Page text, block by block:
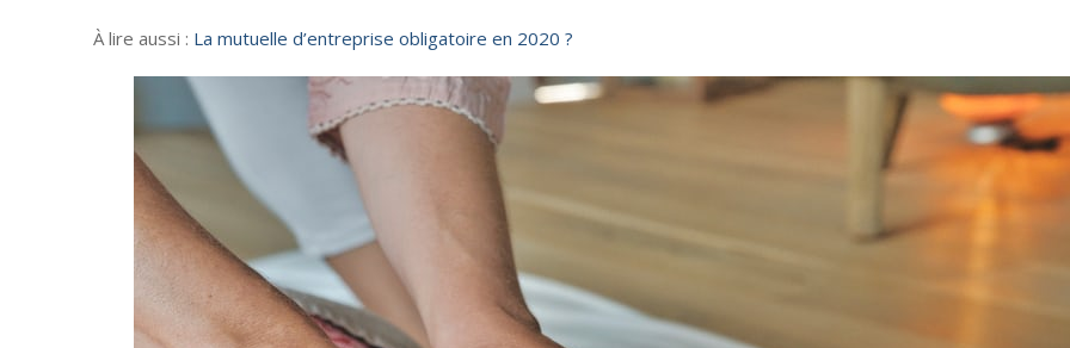
À lire aussi : La mutuelle d’entreprise obligatoire en 2020 ?